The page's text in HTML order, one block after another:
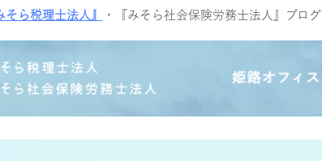
ら税理士法人』 ・『みそら社会保険労務士法人』ブログ